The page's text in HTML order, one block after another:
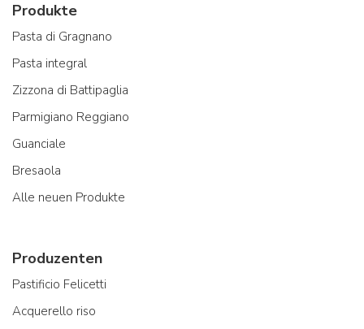
Produkte
Pasta di Gragnano
Pasta integral
Zizzona di Battipaglia
Parmigiano Reggiano
Guanciale
Bresaola
Alle neuen Produkte
Produzenten
Pastificio Felicetti
Acquerello riso